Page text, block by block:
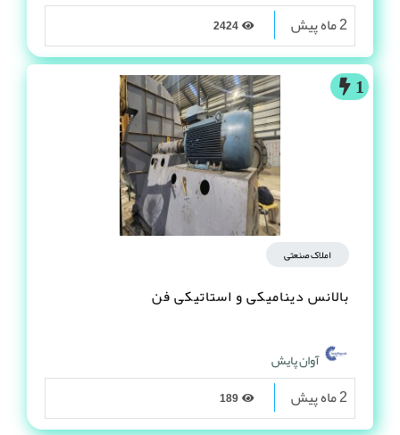
2 ماه پیش
1
املاک صنعتی
بالانس دینامیکی و استاتیکی فن
آوان پایش
2 ماه پیش